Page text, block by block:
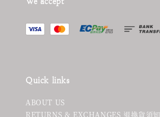
Quick links
ABOUT US
RETURNS & EXCHANGES 退換貨須知